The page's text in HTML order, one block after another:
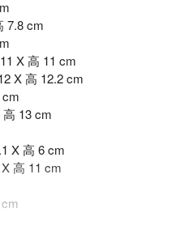
7.8 cm
X 高 11 cm
X 高 12.2 cm
13 cm
X 高 6 cm
高 11 cm